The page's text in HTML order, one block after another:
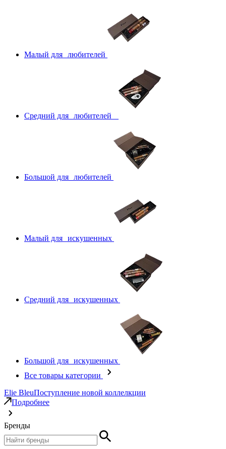
Малый для любителей
Средний для любителей
Большой для любителей
Малый для искушенных
Средний для искушенных
Большой для искушенных
Все товары категории
Elie BleuПоступление новой коллелкции
Подробнее
Бренды